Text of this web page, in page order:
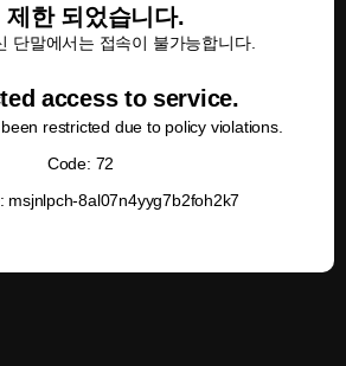
제한 되었습니다.
단말에서는 접속이 불가능합니다.
access to service.
restricted due to policy violations.
Code: 72
msjnlpch-8al07n4yyg7b2foh2k7